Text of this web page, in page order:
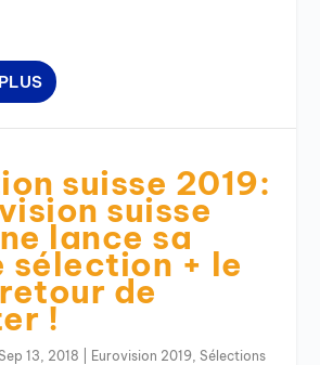
suisse 2019:
suisse
lance sa
sélection + le
de
!
13, 2018 Eurovision 2019 ,Sélections